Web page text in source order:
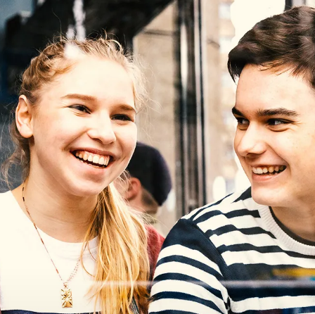
Download TAN Rewards App to enjoy more benefits. Download Now.